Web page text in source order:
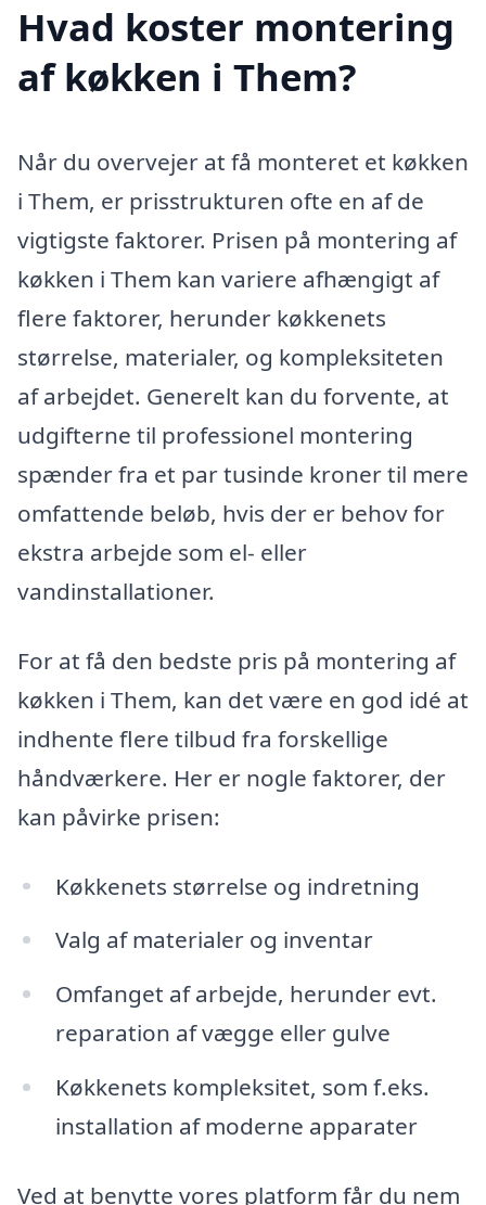
Hvad koster montering
af køkken i Them?
Når du overvejer at få monteret et køkken
i Them, er prisstrukturen ofte en af de
vigtigste faktorer. Prisen på montering af
køkken i Them kan variere afhængigt af
flere faktorer, herunder køkkenets
størrelse, materialer, og kompleksiteten
af arbejdet. Generelt kan du forvente, at
udgifterne til professionel montering
spænder fra et par tusinde kroner til mere
omfattende beløb, hvis der er behov for
ekstra arbejde som el- eller
vandinstallationer.
For at få den bedste pris på montering af
køkken i Them, kan det være en god idé at
indhente flere tilbud fra forskellige
håndværkere. Her er nogle faktorer, der
kan påvirke prisen:
Køkkenets størrelse og indretning
Valg af materialer og inventar
Omfanget af arbejde, herunder evt.
reparation af vægge eller gulve
Køkkenets kompleksitet, som f.eks.
installation af moderne apparater
Ved at benytte vores platform får du nem